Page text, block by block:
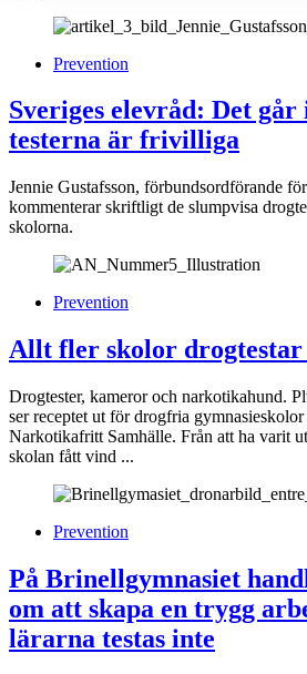
Prevention
Sveriges elevråd: Det går
testerna är frivilliga
Jennie Gustafsson, förbundsordförande
kommenterar skriftligt de slumpvisa
skolorna.
Prevention
Allt fler skolor drogtestar
Drogtester, kameror och narkotikahund.
ser receptet ut för drogfria
Narkotikafritt Samhälle. Från att ha varit
skolan fått vind ...
Prevention
På Brinellgymnasiet
om att skapa en trygg
lärarna testas inte